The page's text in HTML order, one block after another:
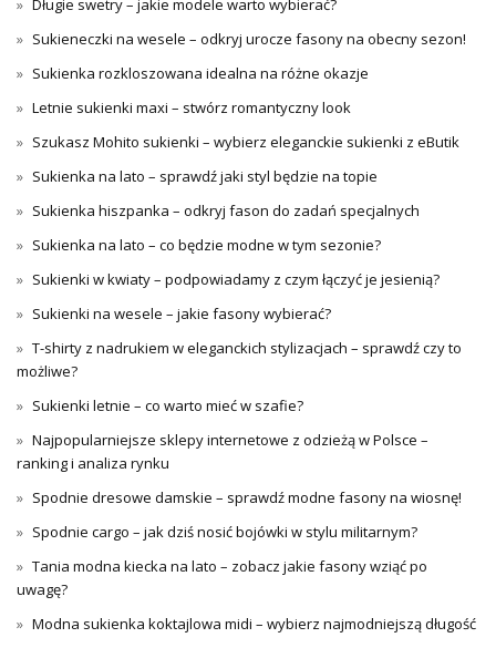
Długie swetry – jakie modele warto wybierać?
Sukieneczki na wesele – odkryj urocze fasony na obecny sezon!
Sukienka rozkloszowana idealna na różne okazje
Letnie sukienki maxi – stwórz romantyczny look
Szukasz Mohito sukienki – wybierz eleganckie sukienki z eButik
Sukienka na lato – sprawdź jaki styl będzie na topie
Sukienka hiszpanka – odkryj fason do zadań specjalnych
Sukienka na lato – co będzie modne w tym sezonie?
Sukienki w kwiaty – podpowiadamy z czym łączyć je jesienią?
Sukienki na wesele – jakie fasony wybierać?
T-shirty z nadrukiem w eleganckich stylizacjach – sprawdź czy to
możliwe?
Sukienki letnie – co warto mieć w szafie?
Najpopularniejsze sklepy internetowe z odzieżą w Polsce –
ranking i analiza rynku
Spodnie dresowe damskie – sprawdź modne fasony na wiosnę!
Spodnie cargo – jak dziś nosić bojówki w stylu militarnym?
Tania modna kiecka na lato – zobacz jakie fasony wziąć po
uwagę?
Modna sukienka koktajlowa midi – wybierz najmodniejszą długość